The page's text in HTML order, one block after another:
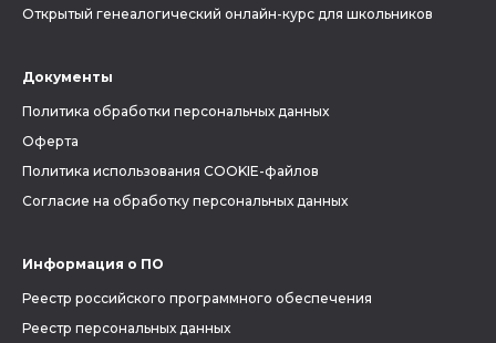
Открытый генеалогический онлайн-курс для школьников
Документы
Политика обработки персональных данных
Оферта
Политика использования COOKIE-файлов
Согласие на обработку персональных данных
Информация о ПО
Реестр российского программного обеспечения
Реестр персональных данных